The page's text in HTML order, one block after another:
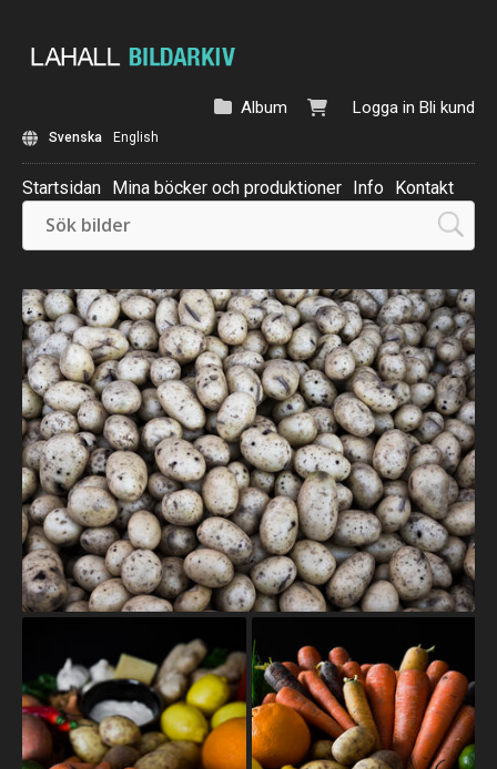
Logga in Bli kund
Album
Svenska English
Startsidan Mina böcker och produktioner Info Kontakt
Beställ: Kalender 2025